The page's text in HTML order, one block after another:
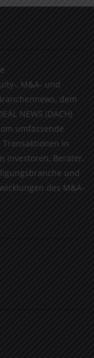
, M&A- und
dem
NEWS (DACH)
umfassende
in
Investoren, Berater,
und
des M&A-